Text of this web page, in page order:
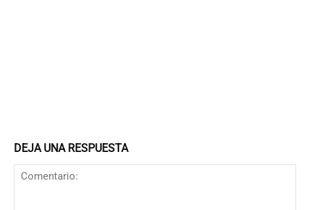
DEJA UNA RESPUESTA